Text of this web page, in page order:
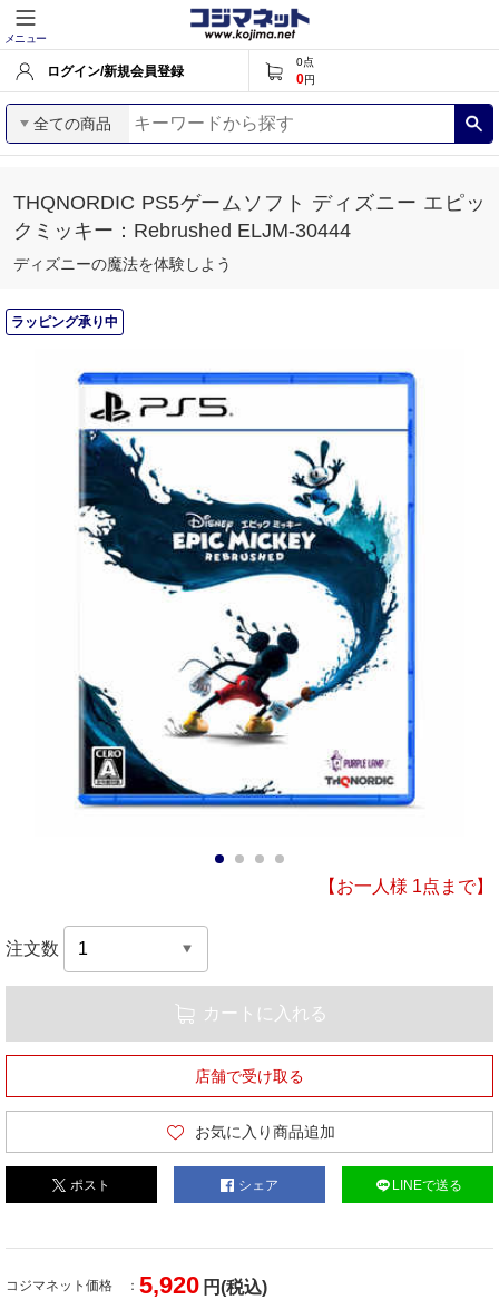
メニュー
ログイン/新規会員登録
0点
0円
全ての商品
THQNORDIC PS5ゲームソフト ディズニー エピッ
クミッキー：Rebrushed ELJM-30444
ディズニーの魔法を体験しよう
ラッピング承り中
【お一人様 1点まで】
注文数
カートに入れる
店舗で受け取る
お気に入り商品追加
ポスト シェア LINEで送る
コジマネット価格 5,920 円(税込)